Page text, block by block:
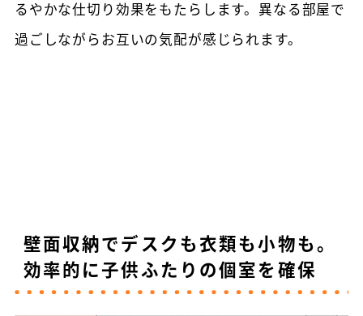
るやかな仕切り効果をもたらします。異なる部屋で
過ごしながらお互いの気配が感じられます。
壁面収納でデスクも衣類も小物も。
効率的に子供ふたりの個室を確保